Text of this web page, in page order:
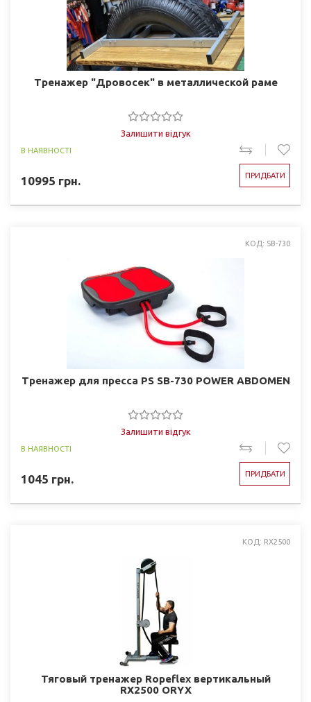
Тренажер "Дровосек" в металлической раме
Залишити відгук
В НАЯВНОСТІ
10995 грн. ПРИДБАТИ
КОД: SB-730
Тренажер для пресса PS SB-730 POWER ABDOMEN
Залишити відгук
В НАЯВНОСТІ
1045 грн. ПРИДБАТИ
КОД: RX2500
Тяговый тренажер Ropeflex вертикальный
RX2500 ORYX